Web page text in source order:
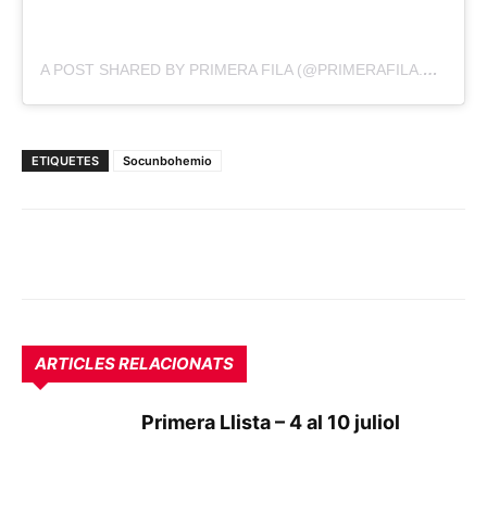
A POST SHARED BY PRIMERA FILA (@PRIMERAFILA.CAT)
ETIQUETES Socunbohemio
ARTICLES RELACIONATS
Primera Llista – 4 al 10 juliol